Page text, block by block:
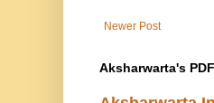
Newer Post
Aksharwarta's PDF